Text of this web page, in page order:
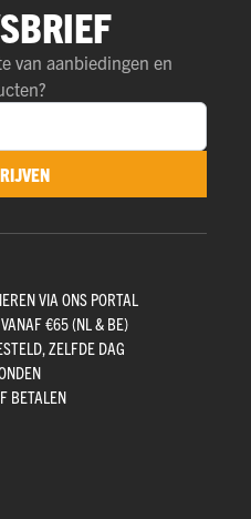
van aanbiedingen en
VIA ONS PORTAL
€65 (NL & BE)
ZELFDE DAG
BETALEN